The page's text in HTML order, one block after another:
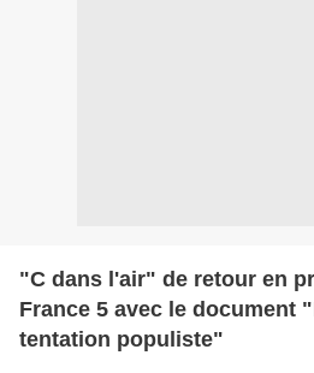
"C dans l'air" de retour en
France 5 avec le document
tentation populiste"